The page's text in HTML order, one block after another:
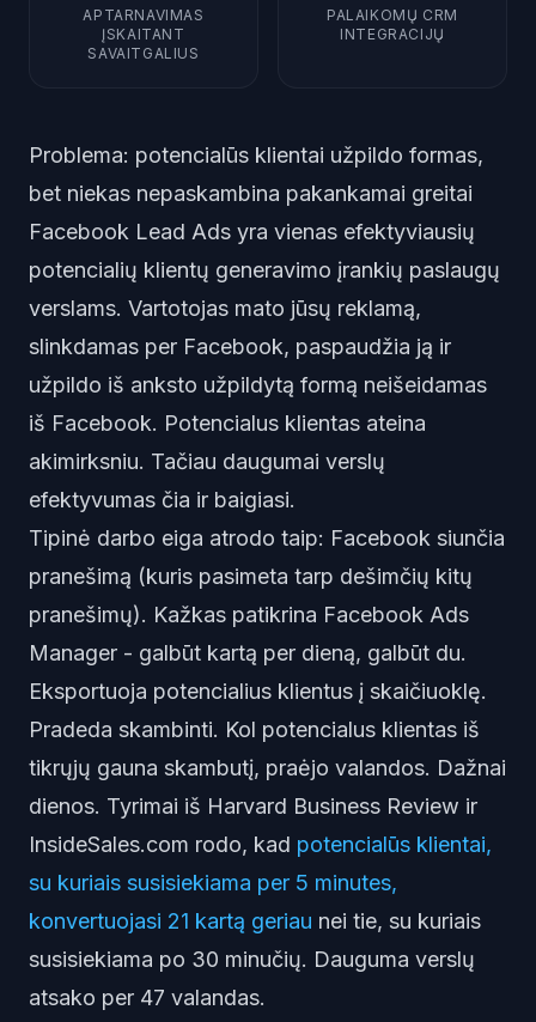
APTARNAVIMAS
ĮSKAITANT
SAVAITGALIUS
PALAIKOMŲ CRM
INTEGRACIJŲ
Problema: potencialūs klientai užpildo formas,
bet niekas nepaskambina pakankamai greitai
Facebook Lead Ads yra vienas efektyviausių
potencialių klientų generavimo įrankių paslaugų
verslams. Vartotojas mato jūsų reklamą,
slinkdamas per Facebook, paspaudžia ją ir
užpildo iš anksto užpildytą formą neišeidamas
iš Facebook. Potencialus klientas ateina
akimirksniu. Tačiau daugumai verslų
efektyvumas čia ir baigiasi.
Tipinė darbo eiga atrodo taip: Facebook siunčia
pranešimą (kuris pasimeta tarp dešimčių kitų
pranešimų). Kažkas patikrina Facebook Ads
Manager - galbūt kartą per dieną, galbūt du.
Eksportuoja potencialius klientus į skaičiuoklę.
Pradeda skambinti. Kol potencialus klientas iš
tikrųjų gauna skambutį, praėjo valandos. Dažnai
dienos. Tyrimai iš Harvard Business Review ir
InsideSales.com rodo, kad potencialūs klientai,
su kuriais susisiekiama per 5 minutes,
konvertuojasi 21 kartą geriau nei tie, su kuriais
susisiekiama po 30 minučių. Dauguma verslų
atsako per 47 valandas.